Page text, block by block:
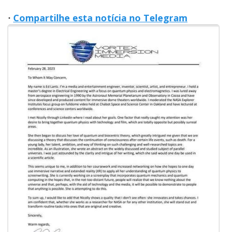
· Compartilhe esta notícia no Telegram